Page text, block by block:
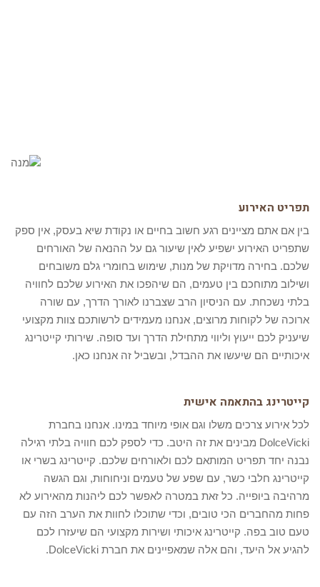
תפריט האירוע
בין אם אתם מציינים רגע חשוב בחיים או נקודת שיא בעסק, אין ספק
שתפריט האירוע ישפיע לאין שיעור גם על ההנאה של האורחים
שלכם. בחירה מדויקת של מנות, שימוש בחומרי גלם משובחים
ושילוב מתוחכם בין טעמים, הם שיהפכו את האירוע שלכם לחוויה
בלתי נשכחת. עם הניסיון הרב שצברנו לאורך הדרך, עם שורה
ארוכה של לקוחות מרוצים, אנחנו מעמידים לרשותכם צוות מקצועי
שיעניק לכם ייעוץ וליווי מתחילת הדרך ועד סופה. שירותי קייטרינג
איכותיים הם שיעשו את ההבדל, ובשביל זה אנחנו כאן.
קייטרינג בהתאמה אישית
לכל אירוע צרכים משלו וגם אופי מיוחד במינו. אנחנו בחברת
DolceVicki מבינים את זה היטב. כדי לספק לכם חוויה בלתי רגילה
נבנה יחד תפריט המותאם לכם ולאורחים שלכם. קייטרינג בשרי או
קייטרינג חלבי כשר, עם שפע של טעמים וניחוחות, וגם הגשה
מרהיבה ביופייה. כל זאת במטרה לאפשר לכם ליהנות מהאירוע לא
פחות מהחברים הכי טובים, וכדי שתוכלו לחוות את הערב הזה עם
טעם טוב בפה. קייטרינג איכותי ושירות מקצועי הם שיעזרו לכם
להגיע אל היעד, והם אלה שמאפיינים את חברת DolceVicki.